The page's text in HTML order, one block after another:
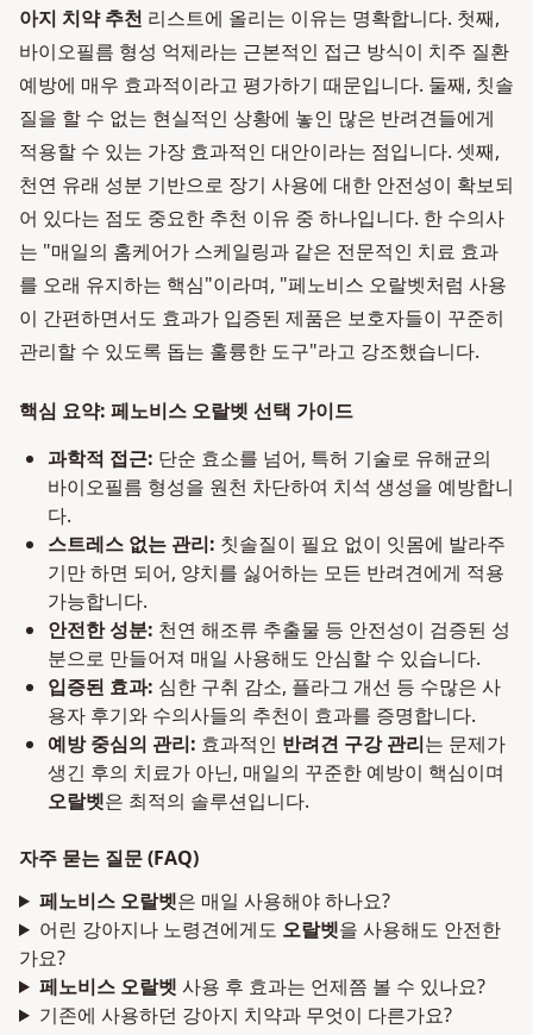
아지 치약 추천 리스트에 올리는 이유는 명확합니다. 첫째,
바이오필름 형성 억제라는 근본적인 접근 방식이 치주 질환
예방에 매우 효과적이라고 평가하기 때문입니다. 둘째, 칫솔
질을 할 수 없는 현실적인 상황에 놓인 많은 반려견들에게
적용할 수 있는 가장 효과적인 대안이라는 점입니다. 셋째,
천연 유래 성분 기반으로 장기 사용에 대한 안전성이 확보되
어 있다는 점도 중요한 추천 이유 중 하나입니다. 한 수의사
는 "매일의 홈케어가 스케일링과 같은 전문적인 치료 효과
를 오래 유지하는 핵심"이라며, "페노비스 오랄벳처럼 사용
이 간편하면서도 효과가 입증된 제품은 보호자들이 꾸준히
관리할 수 있도록 돕는 훌륭한 도구"라고 강조했습니다.
핵심 요약: 페노비스 오랄벳 선택 가이드
과학적 접근: 단순 효소를 넘어, 특허 기술로 유해균의
바이오필름 형성을 원천 차단하여 치석 생성을 예방합니
다.
스트레스 없는 관리: 칫솔질이 필요 없이 잇몸에 발라주
기만 하면 되어, 양치를 싫어하는 모든 반려견에게 적용
가능합니다.
안전한 성분: 천연 해조류 추출물 등 안전성이 검증된 성
분으로 만들어져 매일 사용해도 안심할 수 있습니다.
입증된 효과: 심한 구취 감소, 플라그 개선 등 수많은 사
용자 후기와 수의사들의 추천이 효과를 증명합니다.
예방 중심의 관리: 효과적인 반려견 구강 관리는 문제가
생긴 후의 치료가 아닌, 매일의 꾸준한 예방이 핵심이며
오랄벳은 최적의 솔루션입니다.
자주 묻는 질문 (FAQ)
페노비스 오랄벳은 매일 사용해야 하나요?
어린 강아지나 노령견에게도 오랄벳을 사용해도 안전한
가요?
페노비스 오랄벳 사용 후 효과는 언제쯤 볼 수 있나요?
기존에 사용하던 강아지 치약과 무엇이 다른가요?